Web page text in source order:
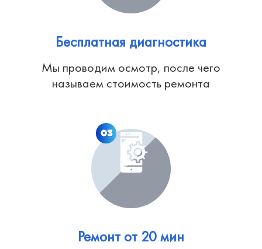
Бесплатная диагностика
Мы проводим осмотр, после чего
называем стоимость ремонта
03
Ремонт от 20 мин